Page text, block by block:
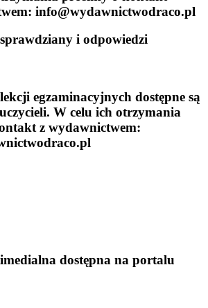
info@wydawnictwodraco.pl
i odpowiedzi
egzaminacyjnych dostępne są
W celu ich otrzymania
z wydawnictwem:
dostępna na portalu